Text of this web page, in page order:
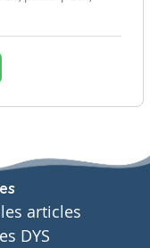
articles
DYS